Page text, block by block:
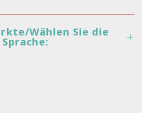
Wählen Sie die
Sprache: